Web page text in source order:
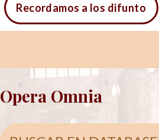
Recordamos a los difunto
Opera Omnia